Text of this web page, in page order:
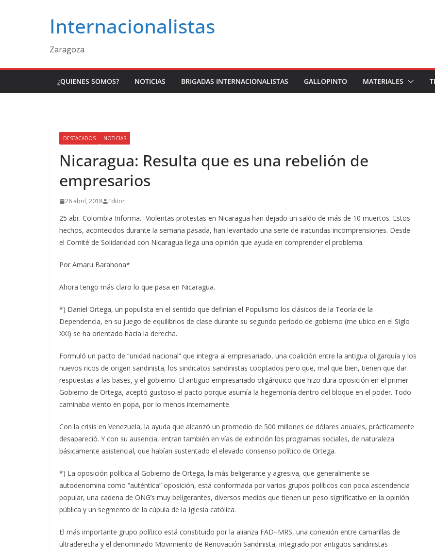
Internacionalistas
Zaragoza
¿QUIENES SOMOS? NOTICIAS BRIGADAS INTERNACIONALISTAS GALLOPINTO MATERIALES
DESTACADOS NOTICIAS
Nicaragua: Resulta que es una rebelión de
empresarios
26 abril, 2018 Editor
25 abr. Colombia Informa.- Violentas protestas en Nicaragua han dejado un saldo de más de 10 muertos. Estos
hechos, acontecidos durante la semana pasada, han levantado una serie de iracundas incomprensiones. Desde
el Comité de Solidaridad con Nicaragua llega una opinión que ayuda en comprender el problema.
Por Amaru Barahona*
Ahora tengo más claro lo que pasa en Nicaragua.
*) Daniel Ortega, un populista en el sentido que definían el Populismo los clásicos de la Teoría de la
Dependencia, en su juego de equilibrios de clase durante su segundo período de gobierno (me ubico en el Siglo
XXI) se ha orientado hacia la derecha.
Formuló un pacto de “unidad nacional” que integra al empresariado, una coalición entre la antigua oligarquía y los
nuevos ricos de origen sandinista, los sindicatos sandinistas cooptados pero que, mal que bien, tienen que dar
respuestas a las bases, y el gobierno. El antiguo empresariado oligárquico que hizo dura oposición en el primer
Gobierno de Ortega, aceptó gustoso el pacto porque asumía la hegemonía dentro del bloque en el poder. Todo
caminaba viento en popa, por lo menos internamente.
Con la crisis en Venezuela, la ayuda que alcanzó un promedio de 500 millones de dólares anuales, prácticamente
desapareció. Y con su ausencia, entran también en vías de extinción los programas sociales, de naturaleza
básicamente asistencial, que habían sustentado el elevado consenso político de Ortega.
*) La oposición política al Gobierno de Ortega, la más beligerante y agresiva, que generalmente se
autodenomina como “auténtica” oposición, está conformada por varios grupos políticos con poca ascendencia
popular, una cadena de ONG’s muy beligerantes, diversos medios que tienen un peso significativo en la opinión
pública y un segmento de la cúpula de la Iglesia católica.
El más importante grupo político está constituido por la alianza FAD–MRS, una conexión entre camarillas de
ultraderecha y el denominado Movimiento de Renovación Sandinista, integrado por antiguos sandinistas